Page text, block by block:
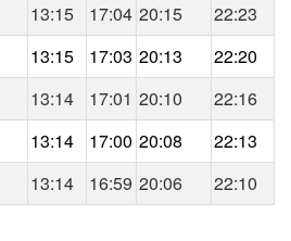
13:15 17:04 20:15
22:23
13:15 17:03 20:13
22:20
13:14 17:01 20:10
22:16
13:14 17:00 20:08
22:13
13:14 16:59 20:06 22:10